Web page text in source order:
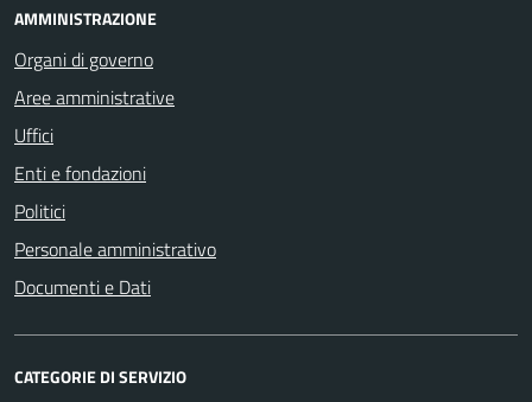
AMMINISTRAZIONE
Organi di governo
Aree amministrative
Uffici
Enti e fondazioni
Politici
Personale amministrativo
Documenti e Dati
CATEGORIE DI SERVIZIO